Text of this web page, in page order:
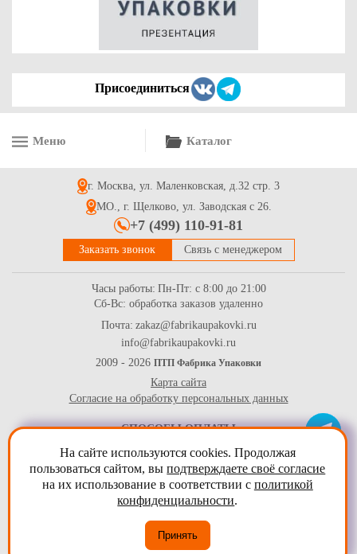
Бумага ламинированная бежевая двухслойная жиро-
Бумага ламинированная бежевая двухслойная жиро-
влагостойкая 52г/м2, (420*530 мм), в уп-ке 10кг (~862л)
Бумага ламинированная бежевая двухслойная жиро-
Присоединиться
Меню Каталог
г. Москва, ул. Маленковская, д.32 стр. 3
МО., г. Щелково, ул. Заводская с 26.
+7 (499) 110-91-81
Заказать звонок Связь с менеджером
Часы работы: Пн-Пт: с 8:00 до 21:00
Сб-Вс: обработка заказов удаленно
Почта: zakaz@fabrikaupakovki.ru
info@fabrikaupakovki.ru
2009 - 2026 ПТП Фабрика Упаковки
Карта сайта
Согласие на обработку персональных данных
СПОСОБЫ ОПЛАТЫ
На сайте используются cookies. Продолжая
пользоваться сайтом, выподтверждаете своё согласие
на их использование в соответствии с политикой
конфиденциальности.
Принять